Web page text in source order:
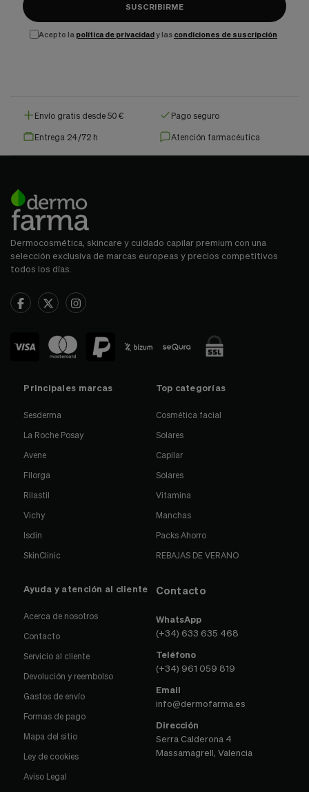
SUSCRIBIRME
Acepto la política de privacidady las condiciones de suscripción
Envío gratis desde 50 € Pago seguro
Entrega 24/72 h Atención farmacéutica
Dermocosmética, skincare y cuidado capilar premium con una
selección exclusiva de marcas europeas y precios competitivos
todos los días.
Principales marcas
Sesderma
La Roche Posay
Avene
Filorga
Rilastil
Vichy
Isdin
SkinClinic
Top categorías
Cosmética facial
Solares
Capilar
Solares
Vitamina
Manchas
Packs Ahorro
REBAJAS DE VERANO
Ayuda y atención al cliente
Acerca de nosotros
Contacto
Servicio al cliente
Devolución y reembolso
Gastos de envío
Formas de pago
Mapa del sitio
Ley de cookies
Aviso Legal
Contacto
WhatsApp
(+34) 633 635 468
Teléfono
(+34) 961 059 819
Email
info@dermofarma.es
Dirección
Serra Calderona 4
Massamagrell, Valencia